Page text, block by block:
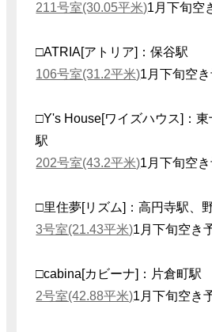
211号室(30.05平米)1月下旬空
□ATRIA[アトリア]：保谷駅
106号室(31.2平米)1月下旬空
□Y's House[ワイズハウス]：
駅
202号室(43.2平米)1月下旬空
□里住夢[リズム]：高円寺駅、
3号室(21.43平米)1月下旬空き
□cabina[カビーナ]：片倉町駅
2号室(42.88平米)1月下旬空き